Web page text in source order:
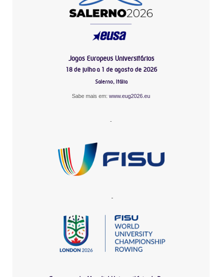
Jogos Europeus Universitários
18 de julho a 1 de agosto de 2026
Salerno, Itália
Sabe mais em: www.eug2026.eu
-
-